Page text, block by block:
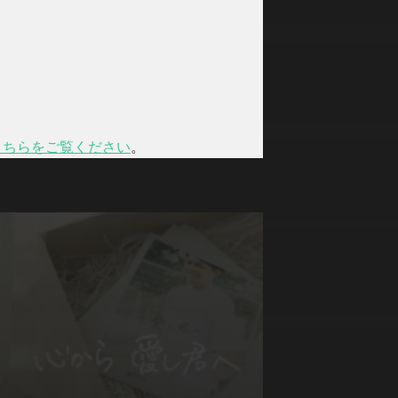
らをご覧ください。